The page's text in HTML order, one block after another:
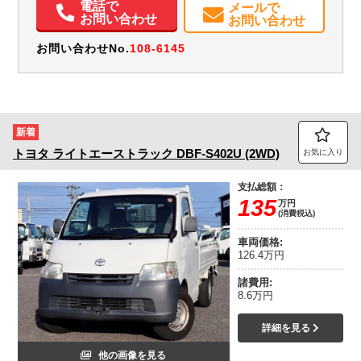
電話で
お問い合わせ
メールで
お問い合わせ
お問い合わせNo.108-6145
新着
トヨタ ライトエーストラック DBF-S402U (2WD) お気に入り
他の画像を見る
支払総額：
135万円
(消費税込)
車両価格:
126.4万円
諸費用:
8.6万円
詳細を見る